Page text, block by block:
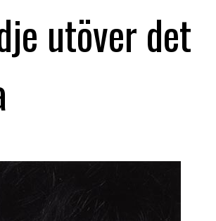
utöver det